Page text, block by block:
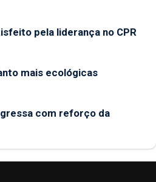
pela liderança no CPR
mais ecológicas
com reforço da